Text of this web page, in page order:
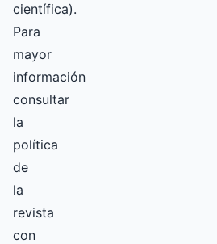
científica).
Para
mayor
información
consultar
la
política
de
la
revista
con